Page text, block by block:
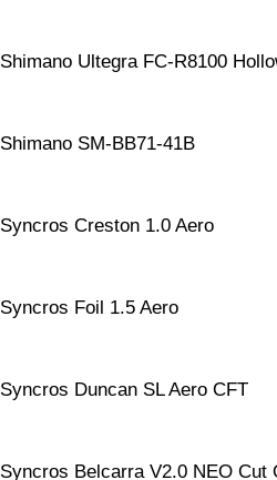
Shimano Ultegra FC-R8100
Shimano SM-BB71-41B
Syncros Creston 1.0 Aero
Syncros Foil 1.5 Aero
Syncros Duncan SL Aero CFT
Syncros Belcarra V2.0 NEO Cut